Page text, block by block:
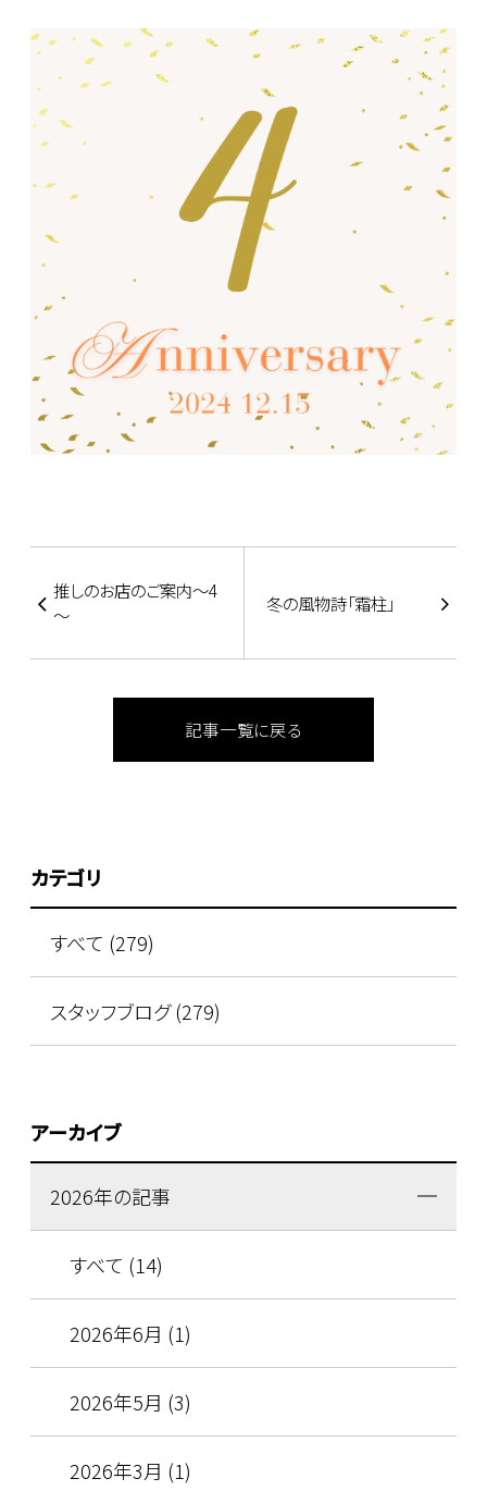
推しのお店のご案内～4
～
冬の風物詩「霜柱」
記事一覧に戻る
カテゴリ
すべて (279)
スタッフブログ (279)
アーカイブ
2026年の記事
すべて (14)
2026年6月 (1)
2026年5月 (3)
2026年3月 (1)